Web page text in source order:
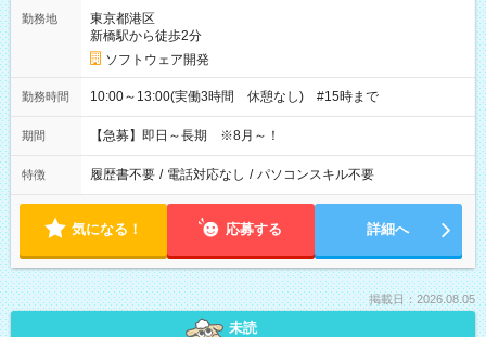
勤務地
東京都港区
新橋駅から徒歩2分
ソフトウェア開発
勤務時間 10:00～13:00(実働3時間 休憩なし) #15時まで
期間 【急募】即日～長期 ※8月～！
特徴 履歴書不要 / 電話対応なし / パソコンスキル不要
気になる！ 応募する 詳細へ
掲載日：2026.08.05
未読